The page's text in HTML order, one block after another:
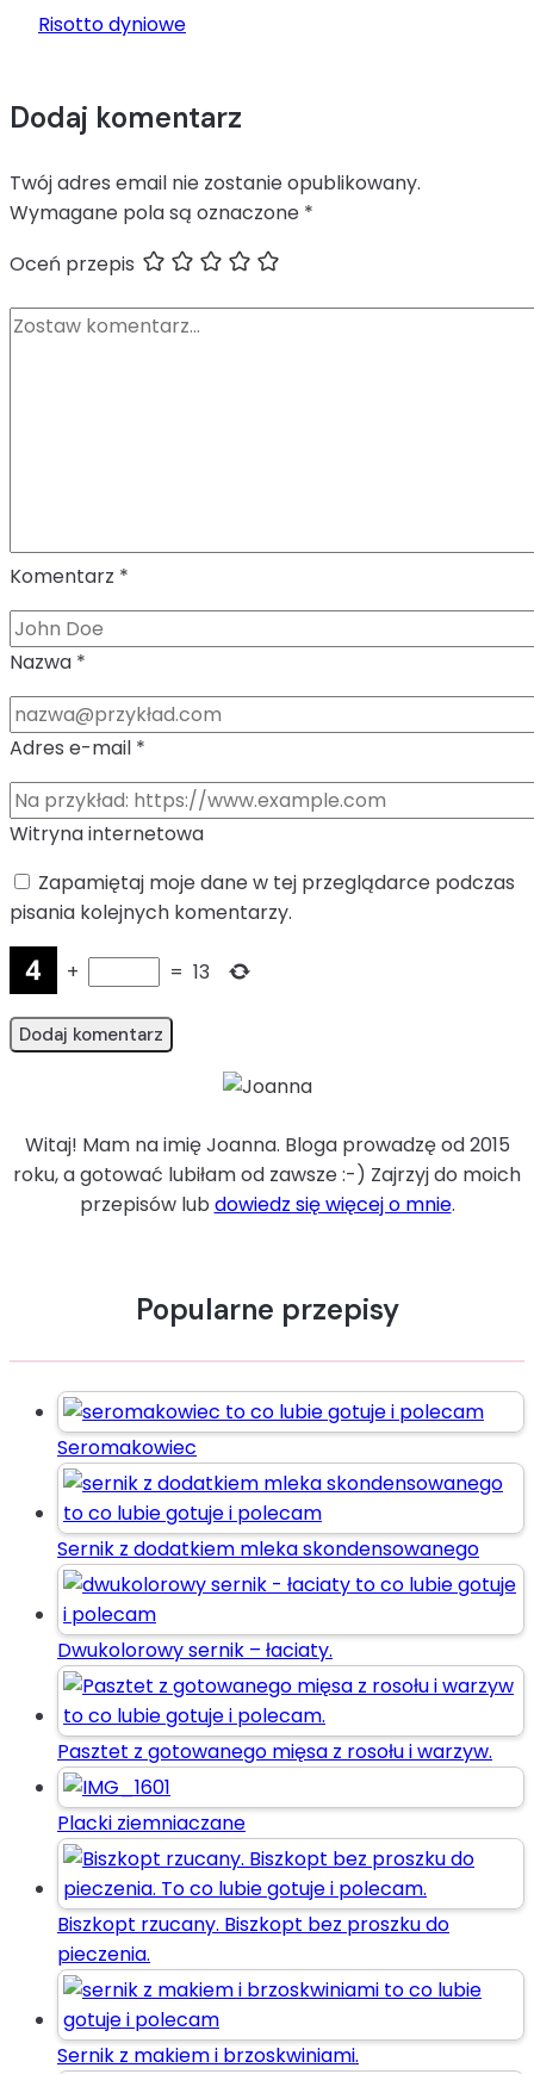
Risotto dyniowe
Dodaj komentarz
Twój adres email nie zostanie opublikowany.
Wymagane pola są oznaczone *
Oceń przepis
Komentarz *
Nazwa *
Adres e-mail *
Witryna internetowa
Zapamiętaj moje dane w tej przeglądarce podczas
pisania kolejnych komentarzy.
+ = 13
Witaj! Mam na imię Joanna. Bloga prowadzę od 2015
roku, a gotować lubiłam od zawsze :-) Zajrzyj do moich
przepisów lub dowiedz się więcej o mnie.
Popularne przepisy
Seromakowiec
Sernik z dodatkiem mleka skondensowanego
Dwukolorowy sernik – łaciaty.
Pasztet z gotowanego mięsa z rosołu i warzyw.
Placki ziemniaczane
Biszkopt rzucany. Biszkopt bez proszku do
pieczenia.
Sernik z makiem i brzoskwiniami.